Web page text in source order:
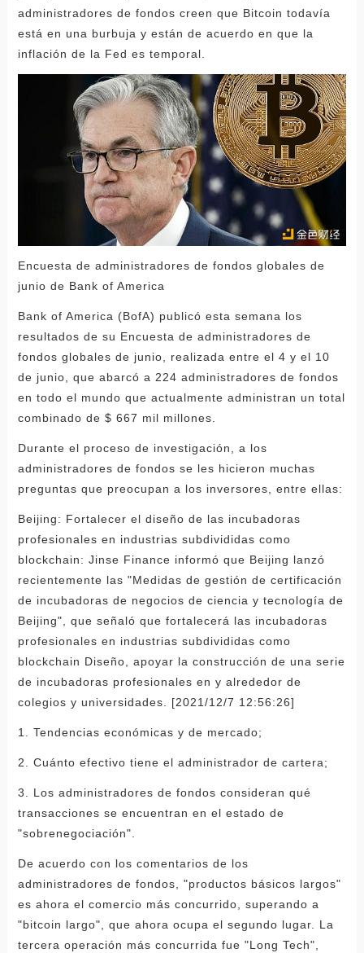
administradores de fondos creen que Bitcoin todavía
está en una burbuja y están de acuerdo en que la
inflación de la Fed es temporal.
Encuesta de administradores de fondos globales de
junio de Bank of America
Bank of America (BofA) publicó esta semana los
resultados de su Encuesta de administradores de
fondos globales de junio, realizada entre el 4 y el 10
de junio, que abarcó a 224 administradores de fondos
en todo el mundo que actualmente administran un total
combinado de $ 667 mil millones.
Durante el proceso de investigación, a los
administradores de fondos se les hicieron muchas
preguntas que preocupan a los inversores, entre ellas:
Beijing: Fortalecer el diseño de las incubadoras
profesionales en industrias subdivididas como
blockchain: Jinse Finance informó que Beijing lanzó
recientemente las "Medidas de gestión de certificación
de incubadoras de negocios de ciencia y tecnología de
Beijing", que señaló que fortalecerá las incubadoras
profesionales en industrias subdivididas como
blockchain Diseño, apoyar la construcción de una serie
de incubadoras profesionales en y alrededor de
colegios y universidades. [2021/12/7 12:56:26]
1. Tendencias económicas y de mercado;
2. Cuánto efectivo tiene el administrador de cartera;
3. Los administradores de fondos consideran qué
transacciones se encuentran en el estado de
"sobrenegociación".
De acuerdo con los comentarios de los
administradores de fondos, "productos básicos largos"
es ahora el comercio más concurrido, superando a
"bitcoin largo", que ahora ocupa el segundo lugar. La
tercera operación más concurrida fue "Long Tech",